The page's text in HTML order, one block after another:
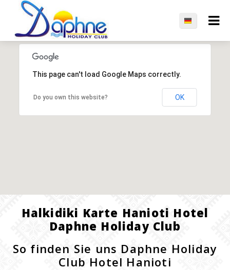
This page can't load Google Maps correctly.
Do you own this website? OK
Halkidiki Karte Hanioti Hotel
Daphne Holiday Club
So finden Sie uns Daphne Holiday
Club Hotel Hanioti